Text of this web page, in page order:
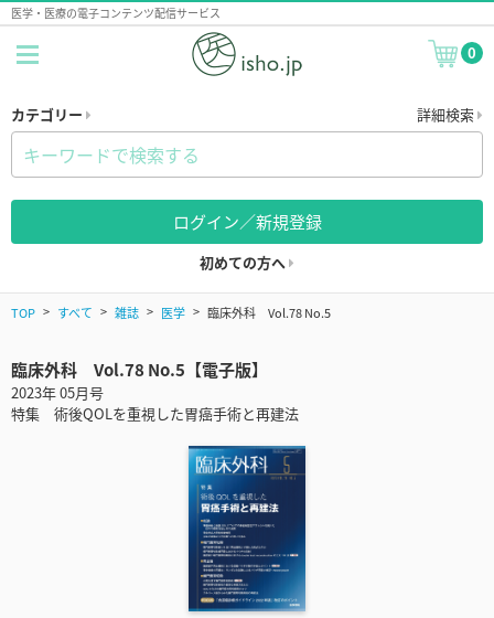
医学・医療の電子コンテンツ配信サービス
0
カテゴリー 詳細検索
ログイン／新規登録
初めての方へ
TOP すべて 雑誌 医学 臨床外科 Vol.78 No.5
臨床外科 Vol.78 No.5【電子版】
2023年 05月号
特集 術後QOLを重視した胃癌手術と再建法